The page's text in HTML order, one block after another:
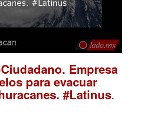
Empresa
para evacuar
#Latinus.